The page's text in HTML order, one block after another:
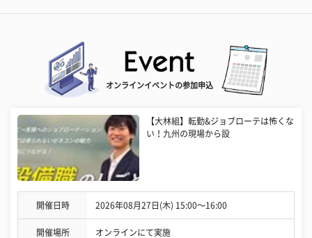
オンラインイベントの参加申込
【大林組】転勤&ジョブローテは怖くな
い！九州の現場から設
開催日時 2026年08月27日(木) 15:00〜16:00
開催場所 オンラインにて実施